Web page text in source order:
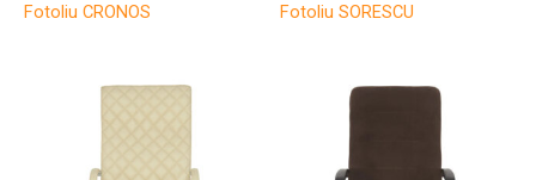
Fotoliu CRONOS Fotoliu SORESCU